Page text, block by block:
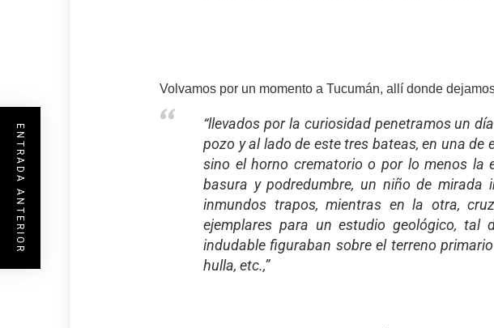
Volvamos por un momento a Tucumán, allí donde
“llevados por la curiosidad penetramos un
pozo y al lado de este tres bateas, en una
sino el horno crematorio o por lo menos la
basura y podredumbre, un niño de
inmundos trapos, mientras en la otra,
ejemplares para un estudio geológico,
indudable figuraban sobre el terreno
hulla, etc.,”
ENTRADA ANTERIOR